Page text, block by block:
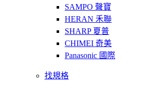
SAMPO 聲寶
HERAN 禾聯
SHARP 夏普
CHIMEI 奇美
Panasonic 國際
找規格